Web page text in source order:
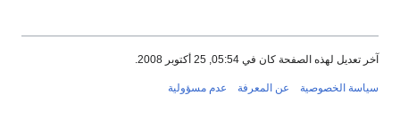
آخر تعديل لهذه الصفحة كان في 05:54, 25 أكتوبر 2008.
سياسة الخصوصية عن المعرفة عدم مسؤولية